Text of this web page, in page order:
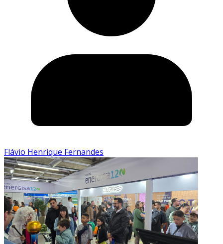
Flávio Henrique Fernandes